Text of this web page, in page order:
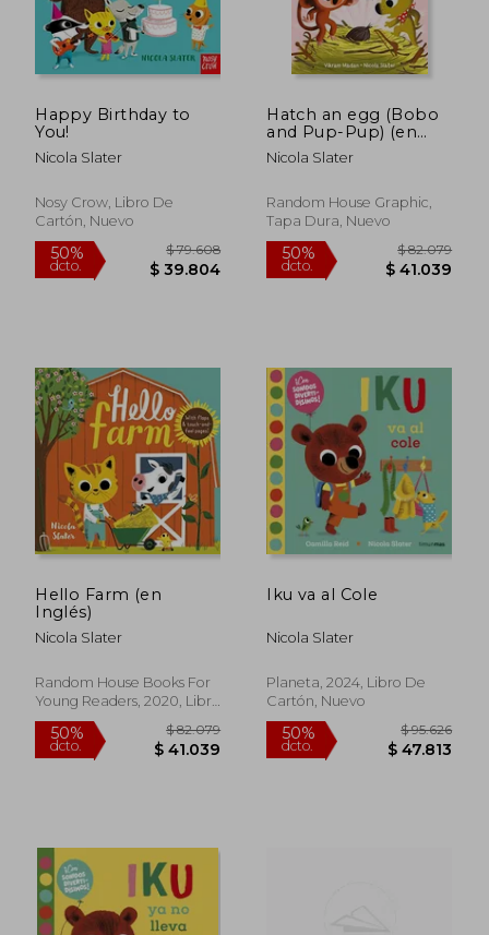
Happy Birthday to
You!
Nicola Slater
Nosy Crow, Libro De
Cartón, Nuevo
$ 39.804
Hatch an egg (Bobo
and Pup-Pup) (en
Inglés)
Nicola Slater
Random House Graphic,
Tapa Dura, Nuevo
Hello Farm (en
Inglés)
Nicola Slater
Random House Books For
Young Readers, 2020, Libro
De Cartón, Nuevo
Iku va al Cole
Nicola Slater
Planeta, 2024, Libro De
Cartón, Nuevo